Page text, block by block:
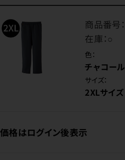
商品番号：
在庫：○
色：
チャコール
サイズ：
2XLサイズ
価格はログイン後表示